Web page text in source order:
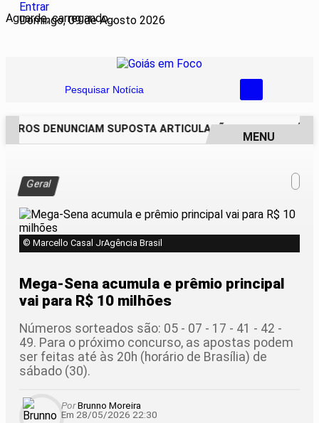
Aguarde, carregando...
Entrar
Domingo, 09 de Agosto 2026
Pesquisar Notícia
DENUNCIAM SUPOSTA ARTICULAÇÃO PARA INVASÕES
MENU
Geral
© Marcello Casal JrAgência Brasil
Mega-Sena acumula e prêmio principal
vai para R$ 10 milhões
Números sorteados são: 05 - 07 - 17 - 41 - 42 -
49. Para o próximo concurso, as apostas podem
ser feitas até às 20h (horário de Brasília) de
sábado (30).
PorBrunno Moreira
Em 28/05/2026 22:30